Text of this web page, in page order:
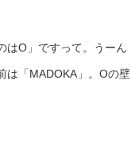
O」ですって。うーん
は「MADOKA」。Oの壁